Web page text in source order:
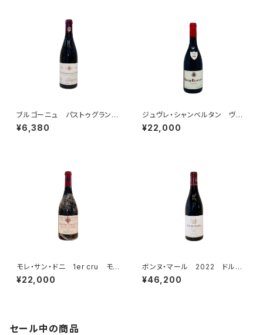
ブルゴーニュ パストゥグラン
2023 ドメーヌ・ジャン=クロ
ード・ラモネ
¥6,380
ジュヴレ・シャンベルタン ヴィ
エイユ・ヴィーニュ 2023 ド
メーヌ・フーリエ
¥22,000
モレ・サン・ドニ 1er cru モ
ン・リュイザン 2015 ドメー
ヌ・デ・モン・リュイザン
¥22,000
ボンヌ・マール 2022 ドルー
アン・ラローズ
¥46,200
セール中の商品